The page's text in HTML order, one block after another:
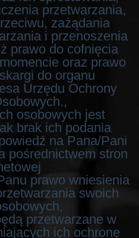
przetwarzania,
zażądania
i przenoszenia
prawo do cofnięcia
oraz prawo
do organu
Urzędu Ochrony
osobowych jest
brak ich podania
na Pana/Pani
pośrednictwem stron
prawo wniesienia
swoich
przetwarzane w
ich ochronę